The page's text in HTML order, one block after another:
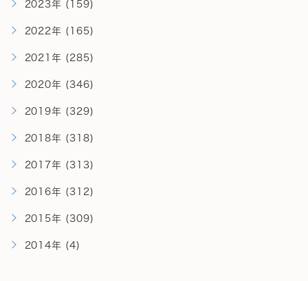
2023年 (159)
2022年 (165)
2021年 (285)
2020年 (346)
2019年 (329)
2018年 (318)
2017年 (313)
2016年 (312)
2015年 (309)
2014年 (4)